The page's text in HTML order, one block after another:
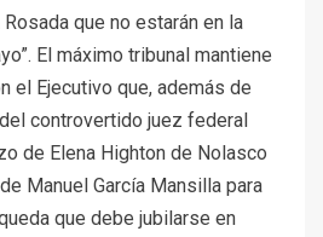
que no estarán en la
El máximo tribunal mantiene
el Ejecutivo que, además de
controvertido juez federal
de Elena Highton de Nolasco
Manuel García Mansilla para
que debe jubilarse en